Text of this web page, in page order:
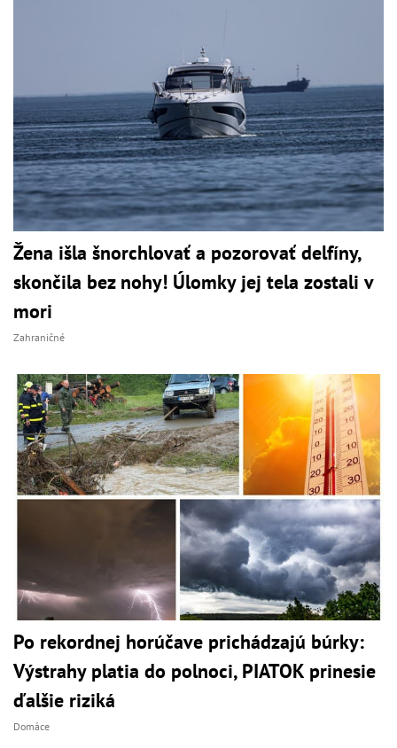
Žena išla šnorchlovať a pozorovať delfíny,
skončila bez nohy! Úlomky jej tela zostali v
mori
Zahraničné
Po rekordnej horúčave prichádzajú búrky:
Výstrahy platia do polnoci, PIATOK prinesie
ďalšie riziká
Domáce